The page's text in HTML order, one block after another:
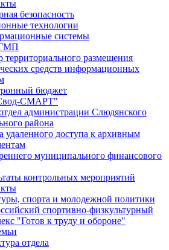
безопасность
технологии
системы
территориального размещения
средств информационных
бюджет
СМАРТ"
администрации Слюдянского
района
удаленного доступа к архивным
муниципального финансового
контрольных мероприятий
спорта и молодежной политики
спортивно-физкультурный
"Готов к труду и обороне"
отдела